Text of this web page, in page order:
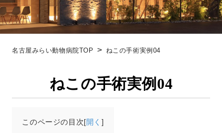
名古屋みらい動物病院TOP ねこの手術実例04
ねこの手術実例04
このページの目次[開く ]